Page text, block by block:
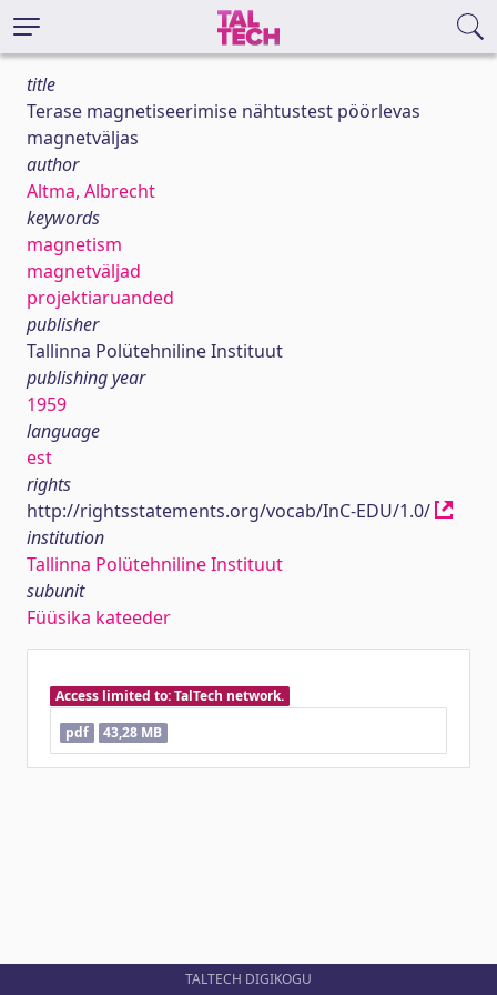
title
Terase magnetiseerimise nähtustest pöörlevas
magnetväljas
author
Altma, Albrecht
keywords
magnetism
magnetväljad
projektiaruanded
publisher
Tallinna Polütehniline Instituut
publishing year
1959
language
est
rights
http://rightsstatements.org/vocab/InC-EDU/1.0/
institution
Tallinna Polütehniline Instituut
subunit
Füüsika kateeder
Access limited to: TalTech network.
pdf
43,28 MB
TALTECH DIGIKOGU